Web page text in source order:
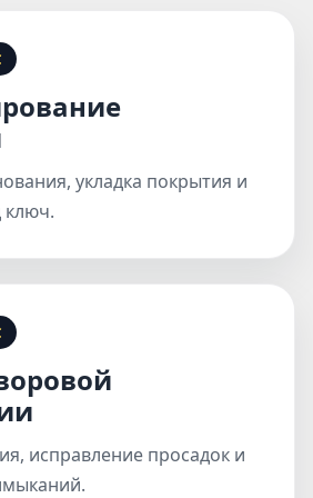
укладка покрытия и
ключ.
исправление просадок и